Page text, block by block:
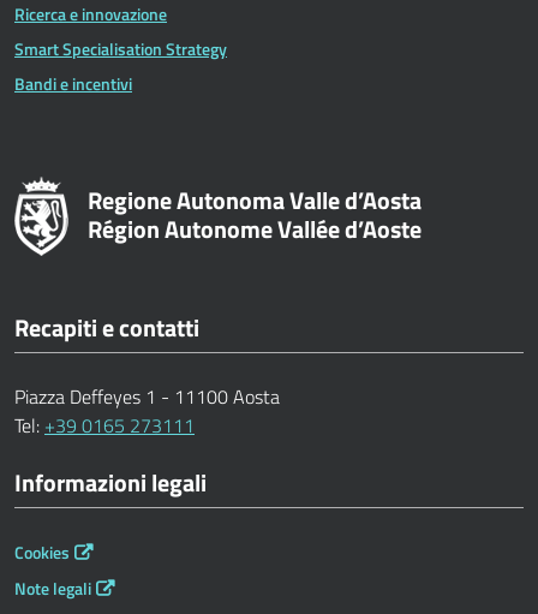
Ricerca e innovazione
Smart Specialisation Strategy
Bandi e incentivi
Regione Autonoma Valle d’Aosta
Région Autonome Vallée d’Aoste
Recapiti e contatti
Piazza Deffeyes 1 - 11100 Aosta
Tel: +39 0165 273111
Informazioni legali
Cookies
Note legali